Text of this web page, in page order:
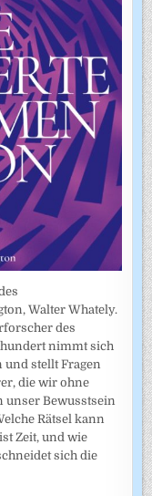
Walter Whately.
des
nimmt sich
stellt Fragen
die wir ohne
unser Bewusstsein
Rätsel kann
Zeit, und wie
sich die